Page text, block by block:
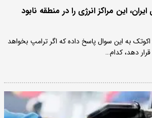
این مراکز انرژی را در منطقه نابود
اکوتک به این سوال پاسخ داده که اگر ترامپ بخواهد
دهد، کدام…